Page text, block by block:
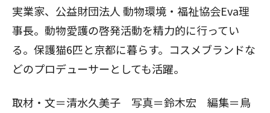
実業家、公益財団法人 動物環境・福祉協会Eva理
事長。動物愛護の啓発活動を精力的に行ってい
る。保護猫6匹と京都に暮らす。コスメブランドな
どのプロデューサーとしても活躍。
取材・文＝清水久美子 写真＝鈴木宏 編集＝鳥